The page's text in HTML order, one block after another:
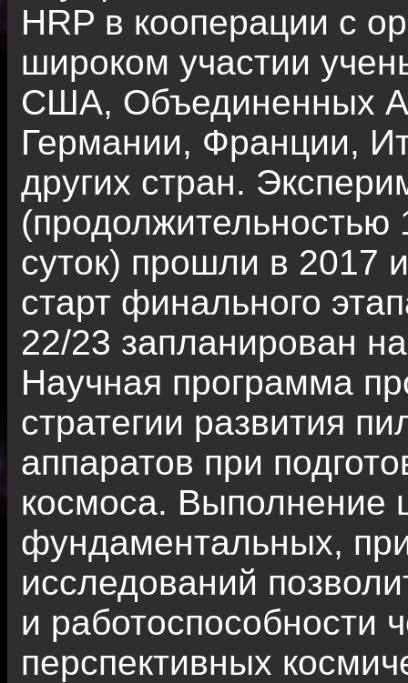
HRP в кооперации с
широком участии
США, Объединенных
Германии, Франции,
других стран.
суток) прошли в 2017
старт финального
22/23 запланирован
Научная программа
стратегии развития
аппаратов при
космоса. Выполнение
фундаментальных,
исследований
и работоспособности
перспективных